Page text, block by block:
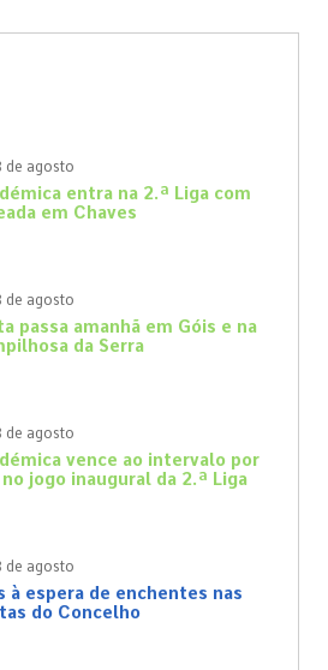
de agosto
entra na 2.ª Liga com
em Chaves
de agosto
passa amanhã em Góis e na
da Serra
de agosto
vence ao intervalo por
jogo inaugural da 2.ª Liga
de agosto
à espera de enchentes nas
do Concelho